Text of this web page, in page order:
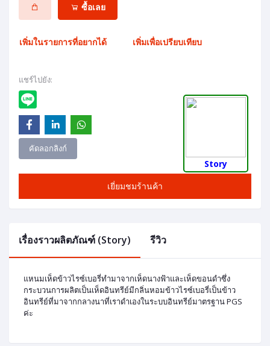
ซื้อเลย
เพิ่มในรายการที่อยากได้ เพิ่มเพื่อเปรียบเทียบ
แชร์ไปยัง:
คัดลอกลิงก์
เยี่ยมชมร้านค้า
Story
เรื่องราวผลิตภัณฑ์ (Story) รีวิว
แหนมเห็ดข้าวไรซ์เบอรี่ทำมาจากเห็ดนางฟ้าและเห็ดขอนดำซึ่ง
กระบวนการผลิตเป็นเห็ดอินทรีย์มีกลิ่นหอมข้าวไรซ์เบอรี่เป็นข้าว
อินทรีย์ที่มาจากกลางนาที่เราดำเองในระบบอินทรีย์มาตรฐาน PGS
ค่ะ